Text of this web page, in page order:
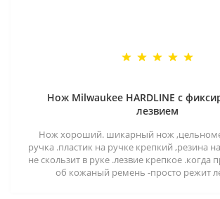
Нож Milwaukee HARDLINE с
лезвием
Нож хороший. шикарный нож
ручка .пластик на ручке крепкий ,резина
не скользит в руке .лезвие крепкое .когда
об кожаный ремень -просто режит